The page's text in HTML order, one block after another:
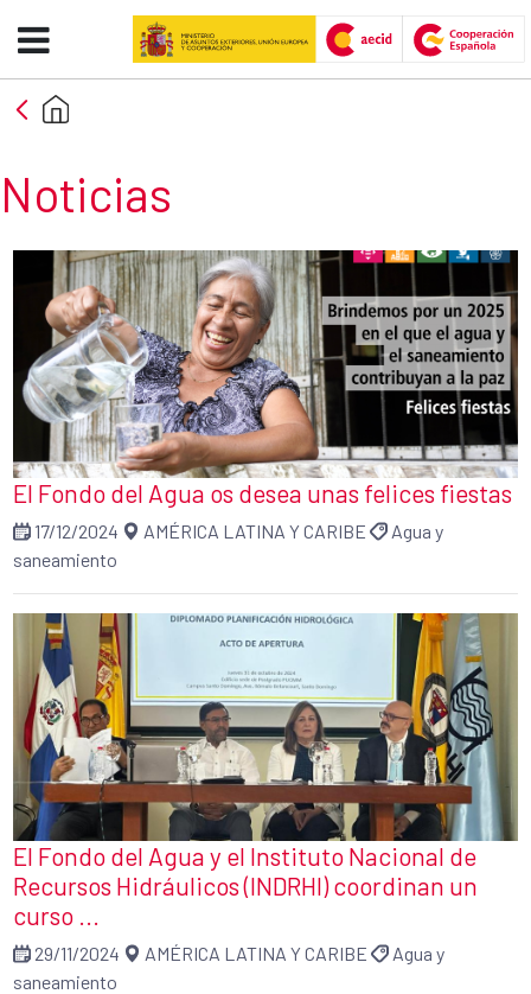
Skip to Main Content
Noticias - AECID -FCAS
Noticias
El Fondo del Agua os desea unas felices fiestas
17/12/2024 AMÉRICA LATINA Y CARIBE
Agua y
saneamiento
El Fondo del Agua y el Instituto Nacional de
Recursos Hidráulicos (INDRHI) coordinan un
curso ...
29/11/2024 AMÉRICA LATINA Y CARIBE
Agua y
saneamiento